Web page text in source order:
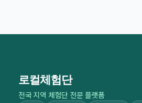
로컬체험단
전국 지역 체험단 전문 플랫폼